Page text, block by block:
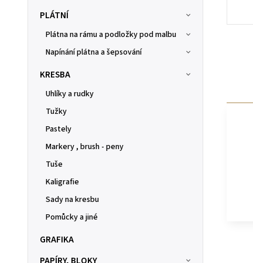
PLÁTNÍ
Plátna na rámu a podložky pod malbu
Napínání plátna a šepsování
KRESBA
Uhlíky a rudky
Tužky
Pastely
Markery , brush - peny
Tuše
Kaligrafie
Sady na kresbu
Pomůcky a jiné
GRAFIKA